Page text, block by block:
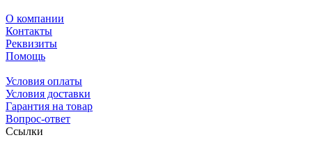
О компании
Контакты
Реквизиты
Помощь
Условия оплаты
Условия доставки
Гарантия на товар
Вопрос-ответ
Ссылки